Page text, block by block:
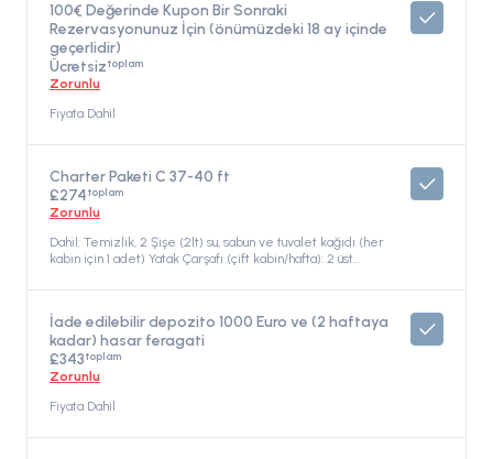
100€ Değerinde Kupon Bir Sonraki
Rezervasyonunuz İçin (önümüzdeki 18 ay içinde
geçerlidir)
Ücretsiztoplam
Zorunlu
Fiyata Dahil
Charter Paketi C 37-40 ft
£274toplam
Zorunlu
Dahil: Temizlik, 2 Şişe (2lt) su, sabun ve tuvalet kağıdı (her
kabin için 1 adet) Yatak Çarşafı (çift kabin/hafta): 2 üst
başı/hafta): 1 yüz havlusu, 1 banyo havlusu, 2 Gaz Tüpü (bir
Marinalar/Limanlar'da ilk ve son gün) Şnorkel ekipmanı
(her kabin için bir set) Üsse elektrik tüketimi, su doldurma
ve dıştan takma benzin., Fiyata Dahil
İade edilebilir depozito 1000 Euro ve (2 haftaya
kadar) hasar feragati
£343toplam
Zorunlu
Fiyata Dahil